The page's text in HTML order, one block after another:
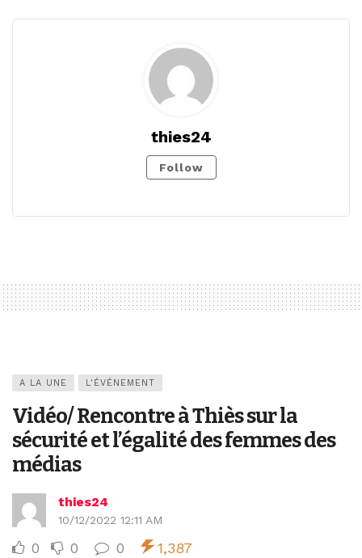
thies24
Follow
A LA UNE L'ÉVÉNEMENT
Vidéo/ Rencontre à Thiès sur la
sécurité et l’égalité des femmes des
médias
thies24
10/12/2022 12:11 AM
0 0 0 1,387